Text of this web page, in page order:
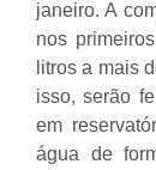
janeiro. A
nos
litros a mais
isso, serão
em
água de